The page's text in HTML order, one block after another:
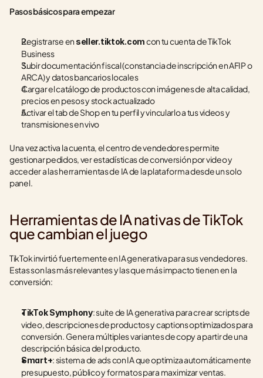
Pasos básicos para empezar
Registrarse en seller.tiktok.com con tu cuenta de TikTok
Business
Subir documentación fiscal (constancia de inscripción en AFIP o
ARCA) y datos bancarios locales
Cargar el catálogo de productos con imágenes de alta calidad,
precios en pesos y stock actualizado
Activar el tab de Shop en tu perfil y vincularlo a tus videos y
transmisiones en vivo
Una vez activa la cuenta, el centro de vendedores permite
gestionar pedidos, ver estadísticas de conversión por video y
acceder a las herramientas de IA de la plataforma desde un solo
panel.
Herramientas de IA nativas de TikTok
que cambian el juego
TikTok invirtió fuertemente en IA generativa para sus vendedores.
Estas son las más relevantes y las que más impacto tienen en la
conversión:
TikTok Symphony: suite de IA generativa para crear scripts de
video, descripciones de productos y captions optimizados para
conversión. Genera múltiples variantes de copy a partir de una
descripción básica del producto.
Smart+: sistema de ads con IA que optimiza automáticamente
presupuesto, público y formatos para maximizar ventas.